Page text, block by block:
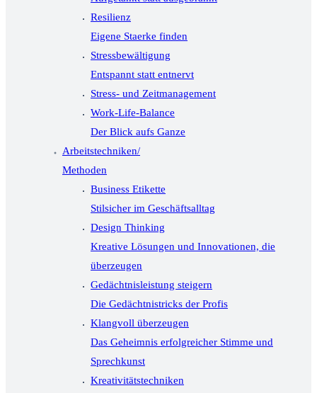
Resilienz
Eigene Staerke finden
Stressbewältigung
Entspannt statt entnervt
Stress- und Zeitmanagement
Work-Life-Balance
Der Blick aufs Ganze
Arbeitstechniken/
Methoden
Business Etikette
Stilsicher im Geschäftsalltag
Design Thinking
Kreative Lösungen und Innovationen, die
überzeugen
Gedächtnisleistung steigern
Die Gedächtnistricks der Profis
Klangvoll überzeugen
Das Geheimnis erfolgreicher Stimme und
Sprechkunst
Kreativitätstechniken